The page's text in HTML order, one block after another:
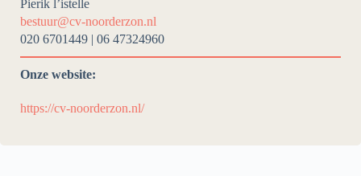
Pierik l’istelle
bestuur@cv-noorderzon.nl
020 6701449 | 06 47324960
Onze website:
https://cv-noorderzon.nl/